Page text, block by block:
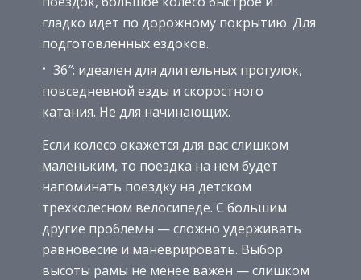
гладко идет по дорожному покрытию. Для
подготовленных ездоков.
36″: идеален для длительных прогулок,
повседневной езды и скоростного
катания. Не для начинающих.
Если колесо окажется для вас слишком
маленьким, то поездка на нем будет
напоминать поездку на детском
трехколесном велосипеде. С большим
другие проблемы — сложно удерживать
равновесие и маневрировать. Выбор
высоты рамы не менее важен — слишком